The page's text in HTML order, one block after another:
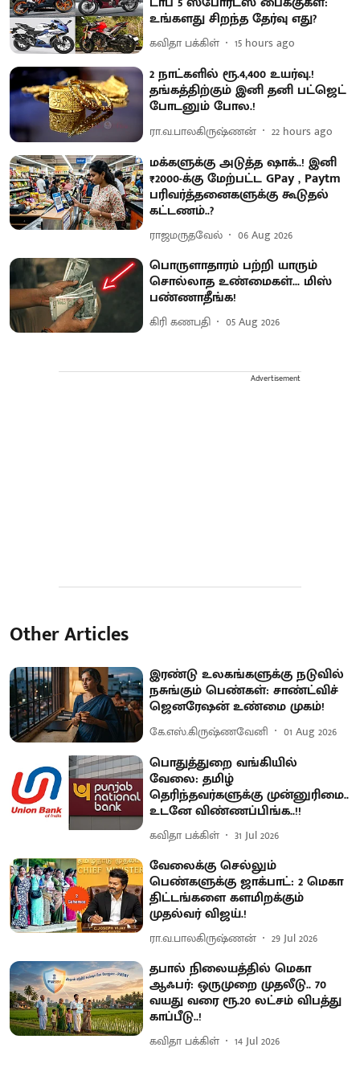
உங்களது சிறந்த தேர்வு எது?
கவிதா பக்கிள் 15 hours ago
2 நாட்களில் ரூ.4,400 உயர்வு.!
தங்கத்திற்கும் இனி தனி பட்ஜெட்
போடனும் போல.!
ரா.வ.பாலகிருஷ்ணன் 22 hours ago
மக்களுக்கு அடுத்த ஷாக்..! இனி
₹2000-க்கு மேற்பட்ட GPay , Paytm
பரிவர்த்தனைகளுக்கு கூடுதல்
கட்டணம்..?
ராஜமருதவேல் 06 Aug 2026
பொருளாதாரம் பற்றி யாரும்
சொல்லாத உண்மைகள்... மிஸ்
பண்ணாதீங்க!
கிரி கணபதி 05 Aug 2026
Advertisement
Other Articles
இரண்டு உலகங்களுக்கு நடுவில்
நசுங்கும் பெண்கள்: சாண்ட்விச்
ஜெனரேஷன் உண்மை முகம்!
கே.எஸ்.கிருஷ்ணவேனி 01 Aug 2026
பொதுத்துறை வங்கியில்
வேலை: தமிழ்
தெரிந்தவர்களுக்கு முன்னுரிமை..
உடனே விண்ணப்பிங்க..!!
கவிதா பக்கிள் 31 Jul 2026
வேலைக்கு செல்லும்
பெண்களுக்கு ஜாக்பாட்: 2 மெகா
திட்டங்களை களமிறக்கும்
முதல்வர் விஜய்.!
ரா.வ.பாலகிருஷ்ணன் 29 Jul 2026
தபால் நிலையத்தில் மெகா
ஆஃபர்: ஒருமுறை முதலீடு.. 70
வயது வரை ரூ.20 லட்சம் விபத்து
காப்பீடு..!
கவிதா பக்கிள் 14 Jul 2026